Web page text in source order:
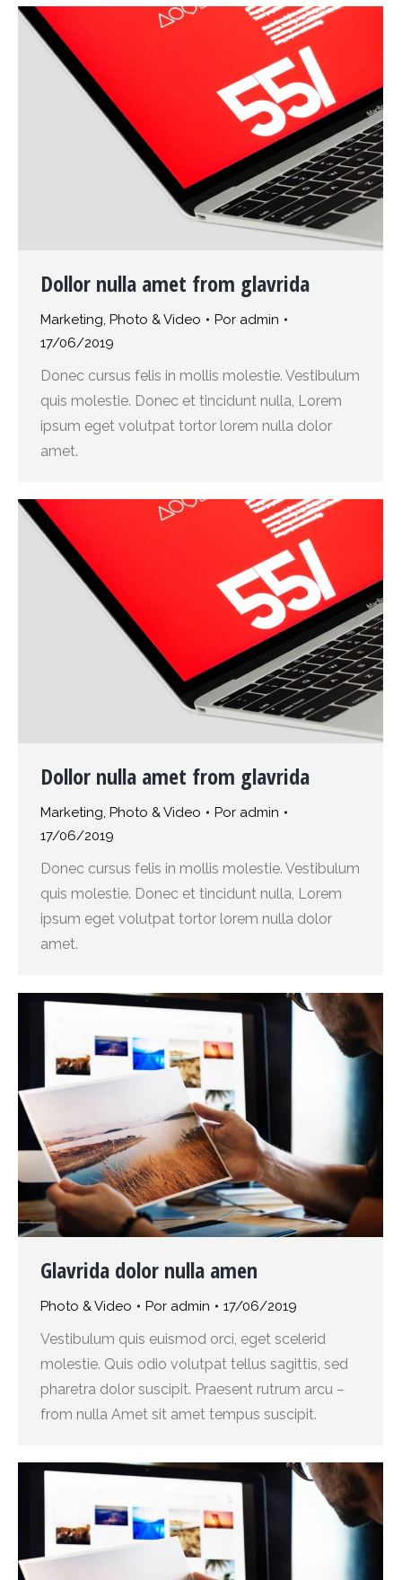
Dollor nulla amet from glavrida
Marketing Photo & Video Por admin
17/06/2019
Donec cursus felis in mollis molestie. Vestibulum
quis molestie. Donec et tincidunt nulla, Lorem
ipsum eget volutpat tortor lorem nulla dolor
amet.
Dollor nulla amet from glavrida
Marketing Photo & Video Por admin
17/06/2019
Donec cursus felis in mollis molestie. Vestibulum
quis molestie. Donec et tincidunt nulla, Lorem
ipsum eget volutpat tortor lorem nulla dolor
amet.
Glavrida dolor nulla amen
Photo & Video Por admin 17/06/2019
Vestibulum quis euismod orci, eget scelerid
molestie. Quis odio volutpat tellus sagittis, sed
pharetra dolor suscipit. Praesent rutrum arcu –
from nulla Amet sit amet tempus suscipit.